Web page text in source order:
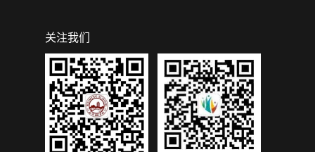
关注我们